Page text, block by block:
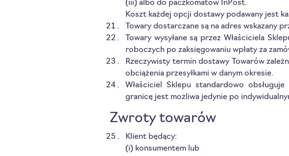
(iii) albo do paczkomatów InPost.
Koszt każdej opcji dostawy podawany jest
Towary dostarczane są na adres wskazany
Towary wysyłane są przez Właściciela
roboczych po zaksięgowaniu wpłaty za
Rzeczywisty termin dostawy Towarów
obciążenia przesyłkami w danym okresie.
Właściciel Sklepu standardowo
granicę jest możliwa jedynie po
Zwroty towarów
Klient będący:
(i) konsumentem lub